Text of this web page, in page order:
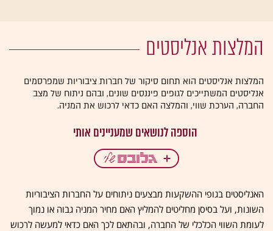
המלצות אנליסטים
המלצות אנליסטים הוא תחום סיקור של חברות ציבוריות שמפרסמים
אנליסטים המשתייכים לגופים פיננסים שונים, ובהם ניתוח של מצב
החברה, הערכת שווי, והמלצה האם כדאי לרכוש את המניה.
האנליסטים בגופי ההשקעות מבצעים ניתוחים על החברות הציבוריות
השונות, ועל בסיסן מחליטים להמליץ האם מחיר המניה גבוה או נמוך
לעומת השווי הכלכלי של החברה, ובהתאם לכך האם כדאי למעשה לרכוש